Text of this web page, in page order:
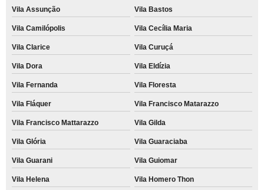
Vila Assunção Vila Bastos
Vila Camilópolis Vila Cecília Maria
Vila Clarice Vila Curuçá
Vila Dora Vila Eldízia
Vila Fernanda Vila Floresta
Vila Fláquer Vila Francisco Matarazzo
Vila Francisco Mattarazzo Vila Gilda
Vila Glória Vila Guaraciaba
Vila Guarani Vila Guiomar
Vila Helena Vila Homero Thon